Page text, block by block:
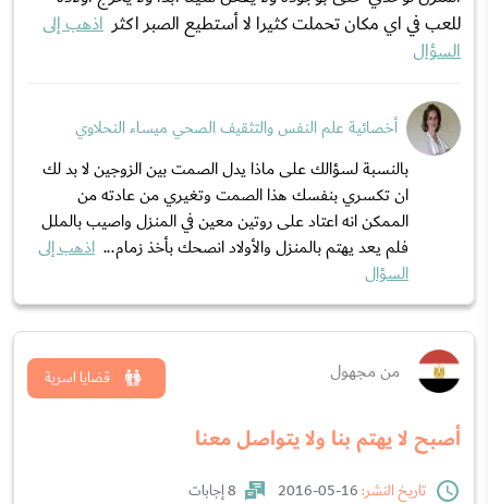
للعب في اي مكان تحملت كثيرا لا أستطيع الصبر اكثر اذهب إلى
السؤال
أخصائية علم النفس والتثقيف الصحي ميساء النحلاوي
بالنسبة لسؤالك على ماذا يدل الصمت بين الزوجين لا بد لك
ان تكسري بنفسك هذا الصمت وتغيري من عادته من
الممكن انه اعتاد على روتين معين في المنزل واصيب بالملل
فلم يعد يهتم بالمنزل والأولاد انصحك بأخذ زمام... اذهب إلى
السؤال
من مجهول
أصبح لا يهتم بنا ولا يتواصل معنا
قضايا اسرية
تاريخ النشر:
8 إجابات